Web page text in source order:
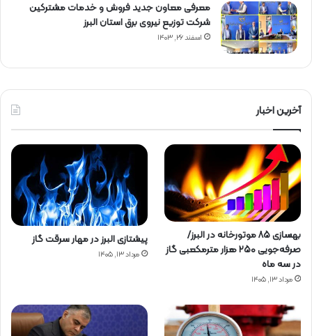
معرفی معاون جدید فروش و خدمات مشتركین
شركت توزیع نیروی برق استان البرز
اسفند ۲۶, ۱۴۰۳
آخرین اخبار
بهسازی ۸۵ موتورخانه در البرز/
صرفه‌جویی ۲۵۰ هزار مترمکعبی گاز
در سه ماه
مرداد ۱۳, ۱۴۰۵
پیشتازی البرز در مهار سرقت گاز
مرداد ۱۳, ۱۴۰۵